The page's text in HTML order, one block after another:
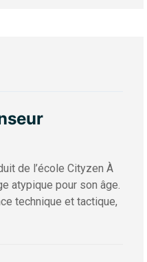
de l’école Cityzen À
atypique pour son âge.
technique et tactique,